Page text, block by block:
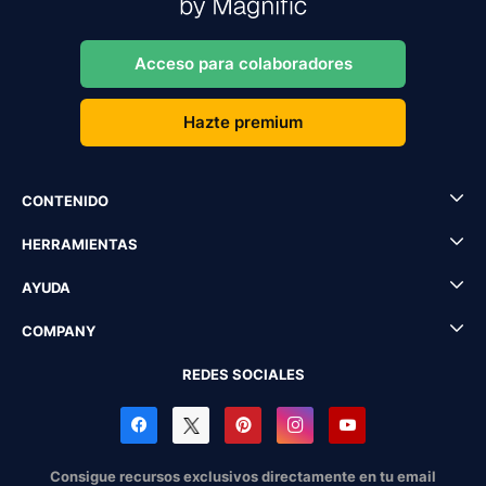
Acceso para colaboradores
Hazte premium
CONTENIDO
HERRAMIENTAS
AYUDA
COMPANY
REDES SOCIALES
Consigue recursos exclusivos directamente en tu email